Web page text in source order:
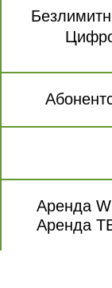
Аренда
Аренда